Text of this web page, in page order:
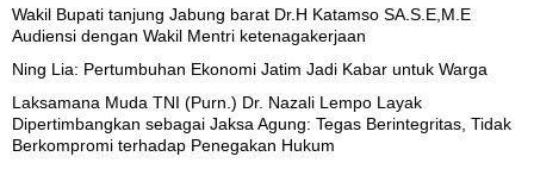
Wakil Bupati tanjung Jabung barat Dr.H Katamso SA.S.E,M.E
Audiensi dengan Wakil Mentri ketenagakerjaan
Ning Lia: Pertumbuhan Ekonomi Jatim Jadi Kabar untuk Warga
Laksamana Muda TNI (Purn.) Dr. Nazali Lempo Layak
Dipertimbangkan sebagai Jaksa Agung: Tegas Berintegritas, Tidak
Berkompromi terhadap Penegakan Hukum